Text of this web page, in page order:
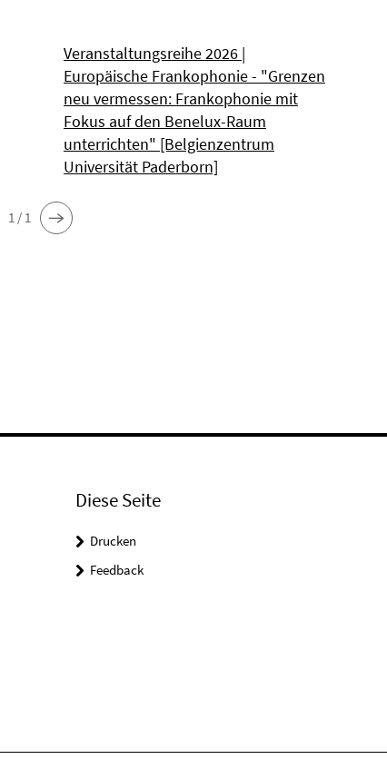
Veranstaltungsreihe 2026 |
Europäische Frankophonie - "Grenzen
neu vermessen: Frankophonie mit
Fokus auf den Benelux-Raum
unterrichten" [Belgienzentrum
Universität Paderborn]
1 / 1
Diese Seite
Drucken
Feedback